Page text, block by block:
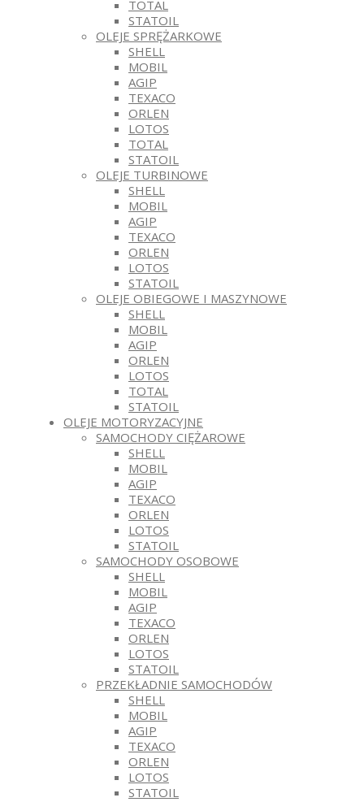
TOTAL
STATOIL
OLEJE SPRĘŻARKOWE
SHELL
MOBIL
AGIP
TEXACO
ORLEN
LOTOS
TOTAL
STATOIL
OLEJE TURBINOWE
SHELL
MOBIL
AGIP
TEXACO
ORLEN
LOTOS
STATOIL
OLEJE OBIEGOWE I MASZYNOWE
SHELL
MOBIL
AGIP
ORLEN
LOTOS
TOTAL
STATOIL
OLEJE MOTORYZACYJNE
SAMOCHODY CIĘŻAROWE
SHELL
MOBIL
AGIP
TEXACO
ORLEN
LOTOS
STATOIL
SAMOCHODY OSOBOWE
SHELL
MOBIL
AGIP
TEXACO
ORLEN
LOTOS
STATOIL
PRZEKŁADNIE SAMOCHODÓW
SHELL
MOBIL
AGIP
TEXACO
ORLEN
LOTOS
STATOIL